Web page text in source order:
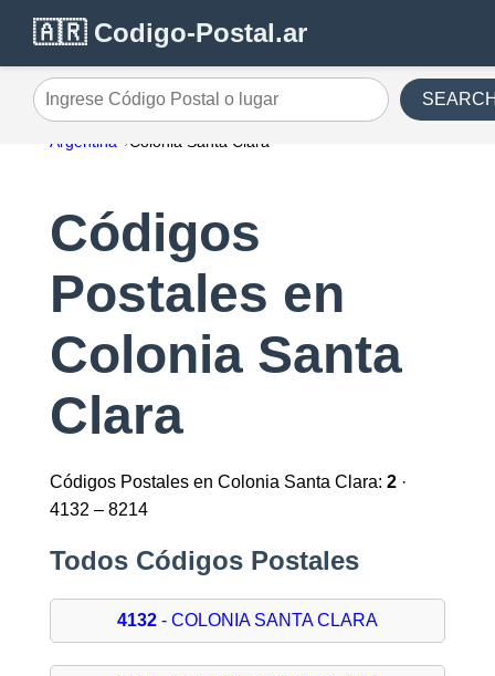
🇦🇷 Codigo-Postal.ar
Ingrese Código Postal o lugar
Argentina Colonia Santa Clara
Códigos
Postales en
Colonia Santa
Clara
Códigos Postales en Colonia Santa Clara: 2·
4132 – 8214
Todos Códigos Postales
4132- COLONIA SANTA CLARA